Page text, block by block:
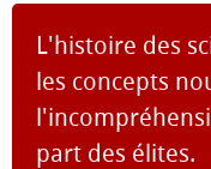
L'histoire des
les concepts
part des élites.